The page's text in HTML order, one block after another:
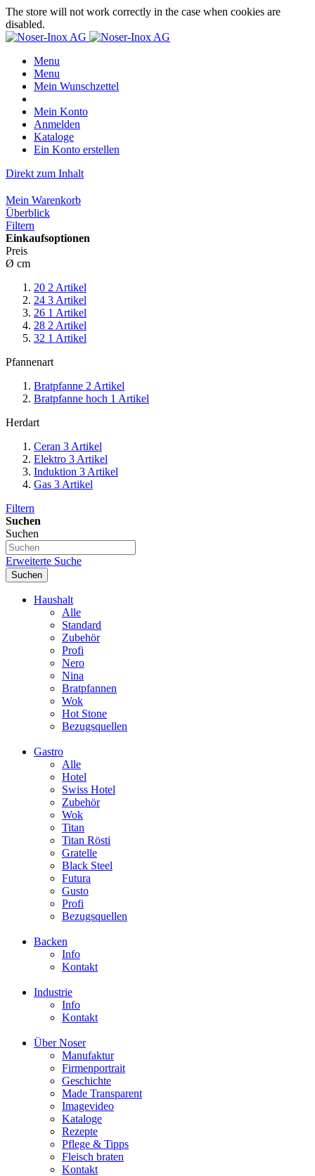
The store will not work correctly in the case when cookies are
disabled.
Menu
Menu
Mein Wunschzettel
Mein Konto
Anmelden
Kataloge
Ein Konto erstellen
Direkt zum Inhalt
Mein Warenkorb
Überblick
Filtern
Einkaufsoptionen
Preis
Ø cm
20 2 Artikel
24 3 Artikel
26 1 Artikel
28 2 Artikel
32 1 Artikel
Pfannenart
Bratpfanne 2 Artikel
Bratpfanne hoch 1 Artikel
Herdart
Ceran 3 Artikel
Elektro 3 Artikel
Induktion 3 Artikel
Gas 3 Artikel
Filtern
Suchen
Suchen
Erweiterte Suche
Suchen
Haushalt
Alle
Standard
Zubehör
Profi
Nero
Nina
Bratpfannen
Wok
Hot Stone
Bezugsquellen
Gastro
Alle
Hotel
Swiss Hotel
Zubehör
Wok
Titan
Titan Rösti
Gratelle
Black Steel
Futura
Gusto
Profi
Bezugsquellen
Backen
Info
Kontakt
Industrie
Info
Kontakt
Über Noser
Manufaktur
Firmenportrait
Geschichte
Made Transparent
Imagevideo
Kataloge
Rezepte
Pflege & Tipps
Fleisch braten
Kontakt